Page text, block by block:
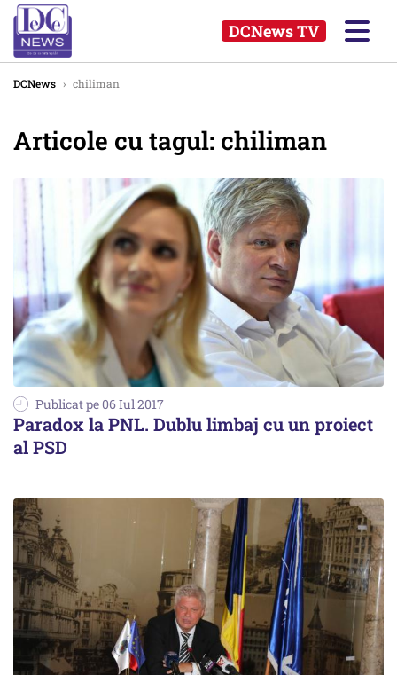
DCNews TV
DCNews › chiliman
Articole cu tagul: chiliman
Publicat pe 06 Iul 2017
Paradox la PNL. Dublu limbaj cu un proiect
al PSD